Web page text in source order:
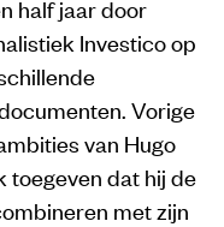
half jaar door
Investico op
Vorige
van Hugo
toegeven dat hij de
met zijn